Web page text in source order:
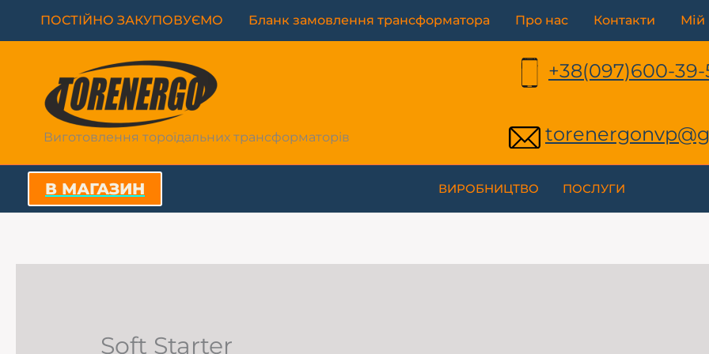
ПОСТІЙНО ЗАКУПОВУЄМО Бланк замовлення трансформатора Про нас Контакти Мій
Виготовлення тороїдальних трансформаторів
+38(097)600-
В МАГАЗИН ВИРОБНИЦТВО ПОСЛУГИ
Soft Starter